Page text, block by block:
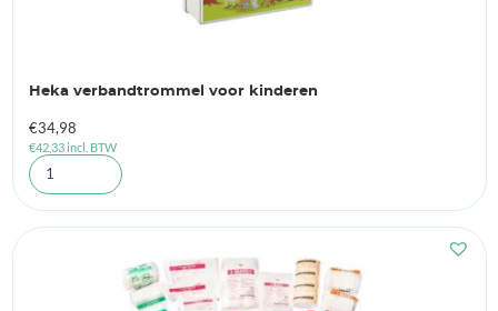
Heka verbandtrommel voor kinderen
€34,98
€42,33incl. BTW